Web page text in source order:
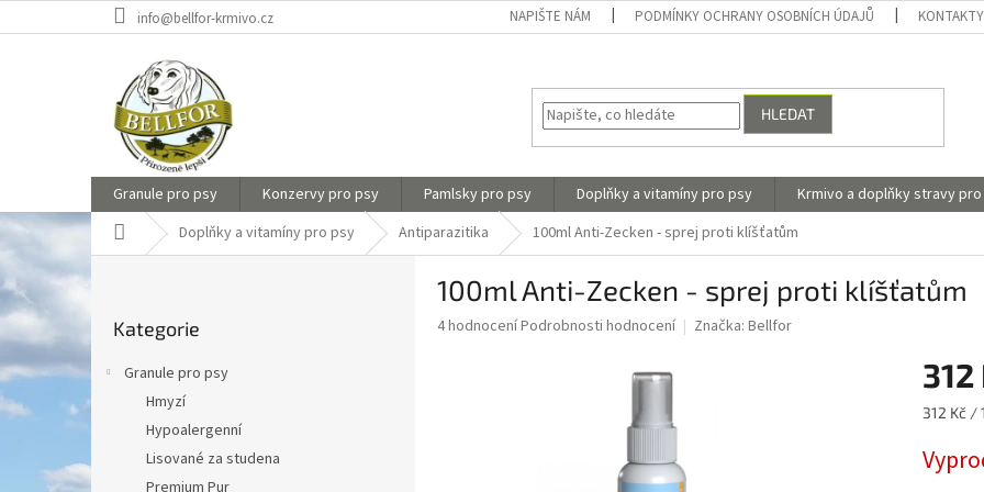
na
info@bellfor-krmivo.cz NAPIŠTE NÁM PODMÍNKY OCHRANY OSOBNÍCH ÚDAJŮ KONTAKTY
HLEDAT
Granule pro psy Konzervy pro psy Pamlsky pro psy Doplňky a vitamíny pro psy Krmivo a doplňky stravy
Domů Doplňky a vitamíny pro psy Antiparazitika 100ml Anti-Zecken - sprej proti klíšťatům
s
t
í
p
kategorie
Kategorie
Granule pro psy
Hmyzí
Hypoalergenní
Lisované za studena
Premium Pur
100ml Anti-Zecken - sprej proti klíšťatům
Průměrné
4 hodnoceníPodrobnosti hodnocení Značka: Bellfor
312
Měrná
312 Kč /